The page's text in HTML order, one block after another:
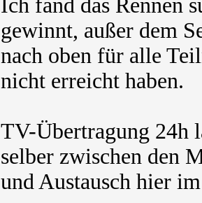
Ich fand das Rennen
gewinnt, außer dem
nach oben für alle
nicht erreicht haben.
TV-Übertragung 24h
selber zwischen den
und Austausch hier